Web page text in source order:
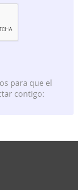
para que el
contigo: